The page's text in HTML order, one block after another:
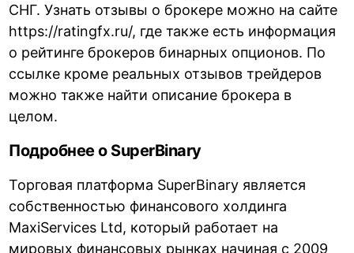
СНГ. Узнать отзывы о брокере можно на сайте
https://ratingfx.ru/, где также есть информация
о рейтинге брокеров бинарных опционов. По
ссылке кроме реальных отзывов трейдеров
можно также найти описание брокера в
целом.
Подробнее о SuperBinary
Торговая платформа SuperBinary является
собственностью финансового холдинга
MaxiServices Ltd, который работает на
мировых финансовых рынках начиная с 2009